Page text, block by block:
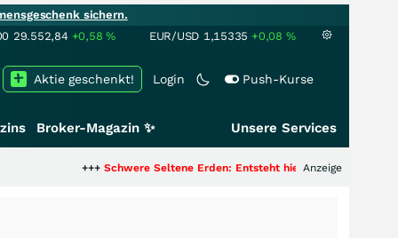
sichern.
29.552,84 +0,58% EUR/USD 1,15335 +0,08 %
Login Push-Kurse
Aktie geschenkt!
Broker-Magazin ✨ Unsere Services
Schwere Seltene Erden: Entsteht hier die nächste Milliardenstory?
Anzeige